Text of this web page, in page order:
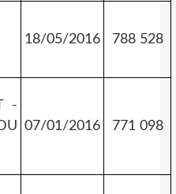
18/05/2016 788 528
-
07/01/2016 771 098